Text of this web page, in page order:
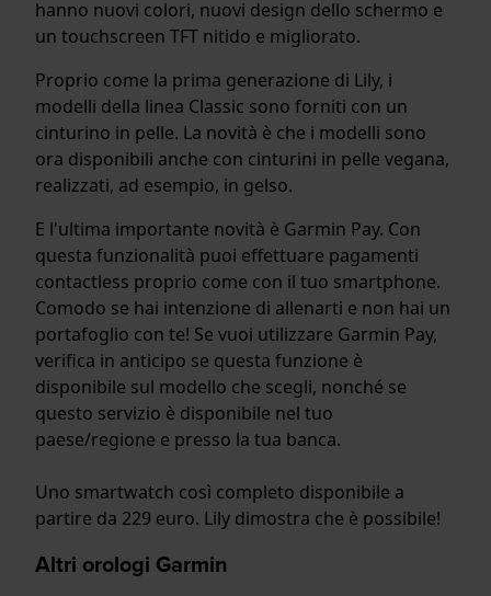
hanno nuovi colori, nuovi design dello schermo e
un touchscreen TFT nitido e migliorato.
Proprio come la prima generazione di Lily, i
modelli della linea Classic sono forniti con un
cinturino in pelle. La novità è che i modelli sono
ora disponibili anche con cinturini in pelle vegana,
realizzati, ad esempio, in gelso.
E l'ultima importante novità è Garmin Pay. Con
questa funzionalità puoi effettuare pagamenti
contactless proprio come con il tuo smartphone.
Comodo se hai intenzione di allenarti e non hai un
portafoglio con te! Se vuoi utilizzare Garmin Pay,
verifica in anticipo se questa funzione è
disponibile sul modello che scegli, nonché se
questo servizio è disponibile nel tuo
paese/regione e presso la tua banca.
Uno smartwatch così completo disponibile a
partire da 229 euro. Lily dimostra che è possibile!
Altri orologi Garmin